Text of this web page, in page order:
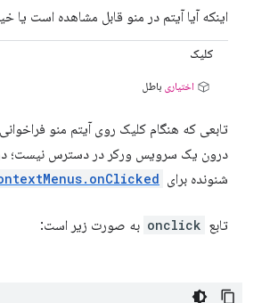
اینکه آیا آیتم در منو قابل مشاهده است یا
کلیک
اختیاری باطل
تابعی که هنگام کلیک روی آیتم منو
درون یک سرویس ورکر در دسترس نیست؛
شنونده برای
تابع onclick به صورت زیر است: